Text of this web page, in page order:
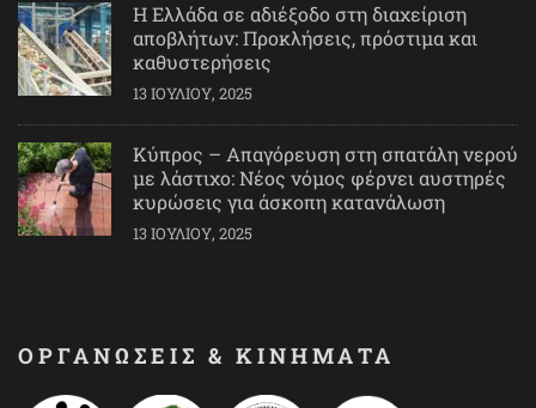
Η Ελλάδα σε αδιέξοδο στη διαχείριση
αποβλήτων: Προκλήσεις, πρόστιμα και
καθυστερήσεις
13 ΙΟΥΛΊΟΥ, 2025
Κύπρος – Απαγόρευση στη σπατάλη νερού
με λάστιχο: Νέος νόμος φέρνει αυστηρές
κυρώσεις για άσκοπη κατανάλωση
13 ΙΟΥΛΊΟΥ, 2025
ΟΡΓΑΝΩΣΕΙΣ & ΚΙΝΗΜΑΤΑ